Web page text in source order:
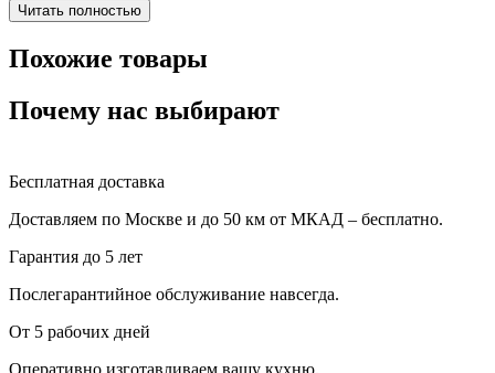
Читать полностью
Похожие товары
Почему нас выбирают
Бесплатная доставка
Доставляем по Москве и до 50 км от МКАД – бесплатно.
Гарантия до 5 лет
Послегарантийное обслуживание навсегда.
От 5 рабочих дней
Оперативно изготавливаем вашу кухню.